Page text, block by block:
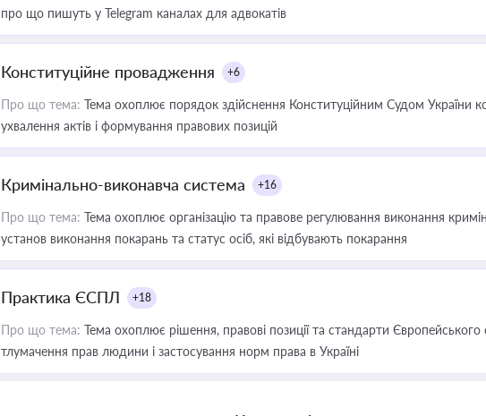
про що пишуть у Telegram каналах для адвокатів
Конституційне провадження +6
Про що тема: Тема охоплює порядок здійснення Конституційним Судом України
ухвалення актів і формування правових позицій
Кримінально-виконавча система +16
Про що тема: Тема охоплює організацію та правове регулювання виконання
установ виконання покарань та статус осіб, які відбувають покарання
Практика ЄСПЛ +18
Про що тема: Тема охоплює рішення, правові позиції та стандарти
тлумачення прав людини і застосування норм права в Україні